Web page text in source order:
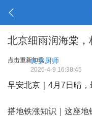
北京细雨润海棠，
点击重新加载良乡厨师
2026-4-9 16:38:45
早安北京｜4月7日晴
搭地铁涨知识｜这座